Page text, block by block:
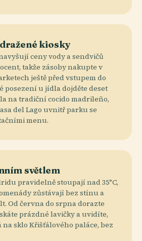
kiosky
ceny vody a sendvičů
takže zásoby nakupte v
ještě před vstupem do
posezení u jídla dojděte deset
na tradiční cocido madrileño,
del Lago uvnitř parku se
menu.
světlem
pravidelně stoupají nad 35°C,
zůstávají bez stínu a
Od června do srpna dorazte
prázdné lavičky a uvidíte,
sklo Křišťálového paláce, bez